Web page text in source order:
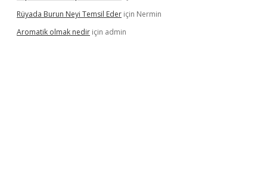
Rüyada Burun Neyi Temsil Eder için Nermin
Aromatik olmak nedir için admin